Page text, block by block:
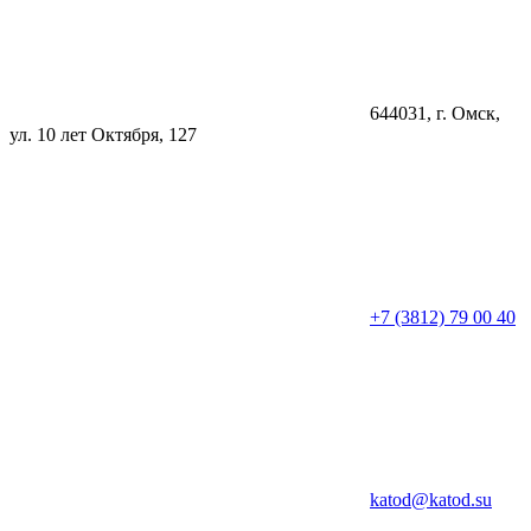
644031 , г. Омск,
ул. 10 лет Октября, 127
+7 (3812) 79 00 40
katod@katod.su